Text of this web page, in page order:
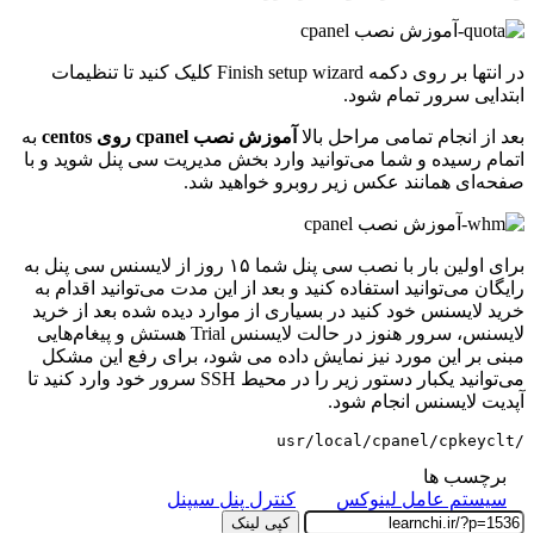
در انتها بر روی دکمه Finish setup wizard کلیک کنید تا تنظیمات
ابتدایی سرور تمام شود.
بعد از انجام تمامی مراحل بالا آموزش نصب cpanel روی centos
به
اتمام رسیده و شما می‌توانید وارد بخش مدیریت سی پنل شوید و با
صفحه‌ای همانند عکس زیر روبرو خواهید شد.
برای اولین بار با نصب سی پنل شما ۱۵ روز از لایسنس سی پنل به
رایگان می‌توانید استفاده کنید و بعد از این مدت می‌توانید اقدام به
خرید لایسنس خود کنید در بسیاری از موارد دیده شده بعد از خرید
لایسنس، سرور هنوز در حالت لایسنس Trial هستش و پیغام‌هایی
مبنی بر این مورد نیز نمایش داده می شود، برای رفع این مشکل
می‌توانید یکبار دستور زیر را در محیط SSH سرور خود وارد کنید تا
آپدیت لایسنس انجام شود.
/usr/local/cpanel/cpkeyclt
برچسب ها
سیستم عامل لینوکس
کنترل پنل سیپنل
کپی لینک